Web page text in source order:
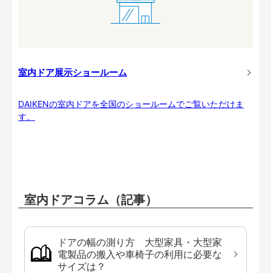
室内ドア展示ショールーム
DAIKENの室内ドアを全国のショールームでご覧いただけま
す。
室内ドアコラム（記事）
ドアの幅の測り方 大型家具・大型家
電製品の搬入や車椅子の利用に必要な
サイズは？